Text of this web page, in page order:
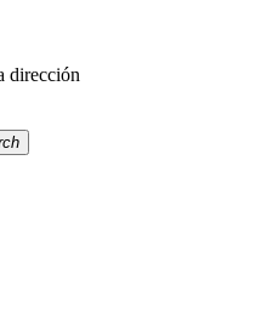
dirección